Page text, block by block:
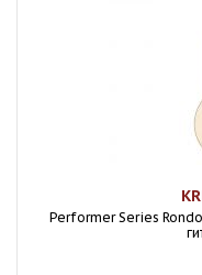
Performer Series Rondo